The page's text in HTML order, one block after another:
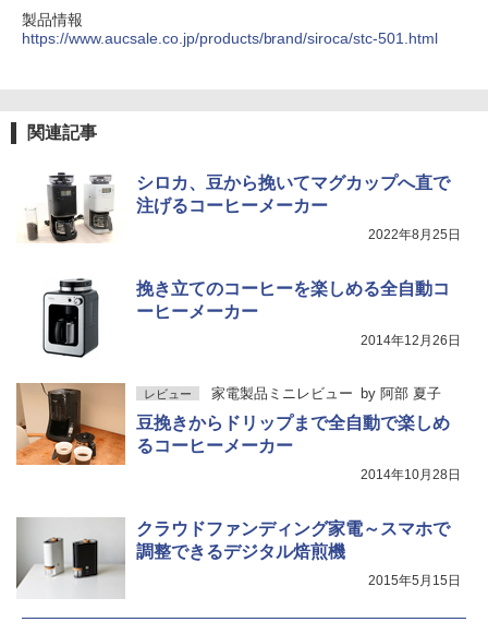
製品情報
https://www.aucsale.co.jp/products/brand/siroca/stc-501.html
関連記事
シロカ、豆から挽いてマグカップへ直で
注げるコーヒーメーカー
2022年8月25日
挽き立てのコーヒーを楽しめる全自動コ
ーヒーメーカー
2014年12月26日
レビュー 家電製品ミニレビュー by 阿部 夏子
豆挽きからドリップまで全自動で楽しめ
るコーヒーメーカー
2014年10月28日
クラウドファンディング家電～スマホで
調整できるデジタル焙煎機
2015年5月15日